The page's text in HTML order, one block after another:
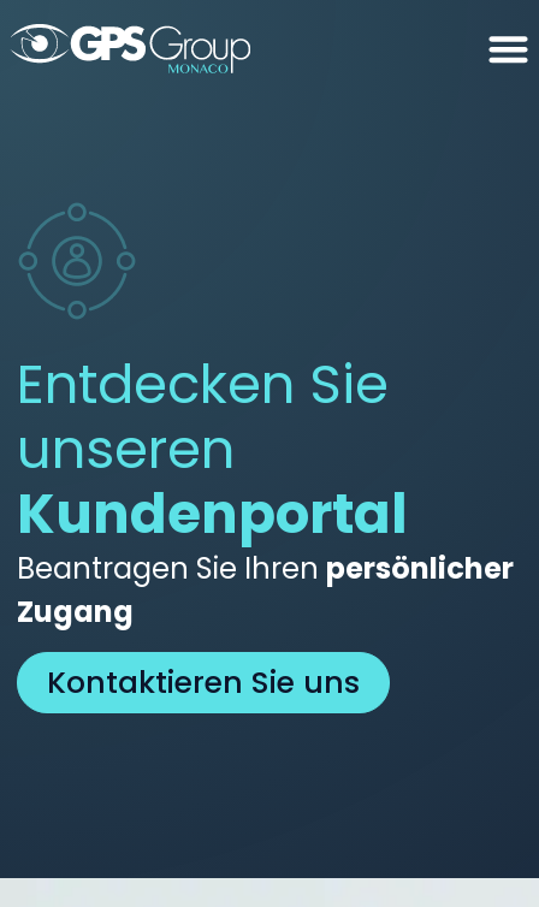
Entdecken Sie
unseren
Kundenportal
Beantragen Sie Ihren persönlicher
Zugang
Kontaktieren Sie uns